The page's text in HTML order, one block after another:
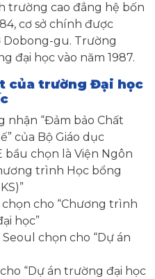
trường cao đẳng hệ bốn
cơ sở chính được
gu. Trường
đại học vào năm 1987.
của trường Đại học
nhận “Đảm bảo Chất
của Bộ Giáo dục
bầu chọn là Viện Ngôn
trình Học bổng
chọn cho “Chương trình
học”
chọn cho “Dự án
“Dự án trường đại học